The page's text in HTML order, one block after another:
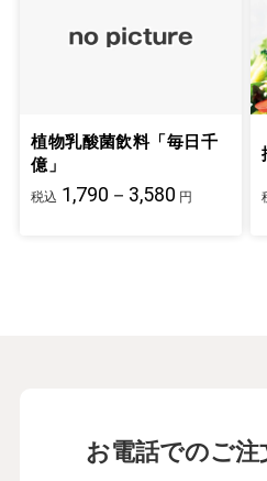
植物乳酸菌飲料「毎日千
億」
税込 1,790－3,580 円
お電話でのご注